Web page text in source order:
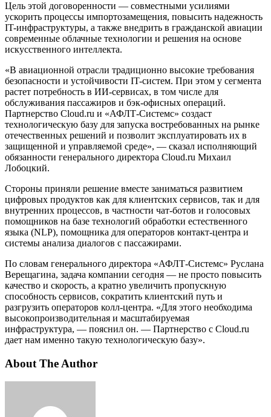
Цель этой договоренности — совместными усилиями
ускорить процессы импортозамещения, повысить надежность
IT-инфраструктуры, а также внедрить в гражданской авиации
современные облачные технологии и решения на основе
искусственного интеллекта.
«В авиационной отрасли традиционно высокие требования
безопасности и устойчивости IT-систем. При этом у сегмента
растет потребность в ИИ-сервисах, в том числе для
обслуживания пассажиров и бэк-офисных операций.
Партнерство Cloud.ru и «АФЛТ-Системс» создаст
технологическую базу для запуска востребованных на рынке
отечественных решений и позволит эксплуатировать их в
защищенной и управляемой среде», — сказал исполняющий
обязанности генерального директора Cloud.ru Михаил
Лобоцкий.
Стороны приняли решение вместе заниматься развитием
цифровых продуктов как для клиентских сервисов, так и для
внутренних процессов, в частности чат-ботов и голосовых
помощников на базе технологий обработки естественного
языка (NLP), помощника для операторов контакт-центра и
системы анализа диалогов с пассажирами.
По словам генерального директора «АФЛТ-Системс» Руслана
Верещагина, задача компании сегодня — не просто повысить
качество и скорость, а кратно увеличить пропускную
способность сервисов, сократить клиентский путь и
разгрузить операторов колл-центра. «Для этого необходима
высокопроизводительная и масштабируемая
инфраструктура, — пояснил он. — Партнерство с Cloud.ru
дает нам именно такую технологическую базу».
About The Author